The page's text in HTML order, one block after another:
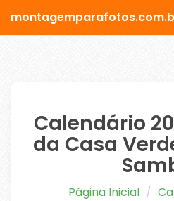
Calendário
da Casa
Página Inicial